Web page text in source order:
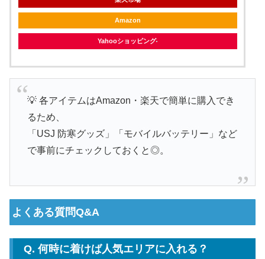
Amazon
Yahooショッピング
💡 各アイテムはAmazon・楽天で簡単に購入でき
るため、
「USJ 防寒グッズ」「モバイルバッテリー」など
で事前にチェックしておくと◎。
よくある質問Q&A
Q. 何時に着けば人気エリアに入れる？